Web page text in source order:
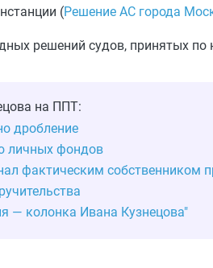
(Решение АС города
решений судов, принятых по
на ППТ:
дробление
личных фондов
фактическим собственником
— колонка Ивана Кузнецова"